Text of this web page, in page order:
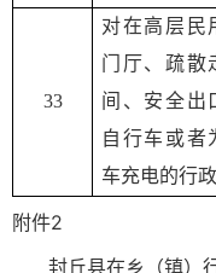
33
对在高层民
门厅、疏散
间、安全出
自行车或者
车充电的行
附件2
封丘县在乡（镇）